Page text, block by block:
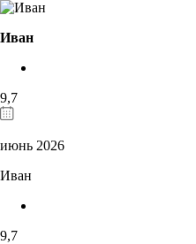
Иван
9,7
июнь 2026
Иван
9,7